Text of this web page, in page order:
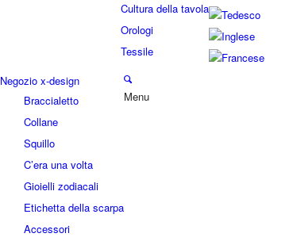
Cultura della tavola
Orologi
Tessile
Negozio x-design
Braccialetto
Collane
Squillo
C’era una volta
Gioielli zodiacali
Etichetta della scarpa
Accessori
Menu